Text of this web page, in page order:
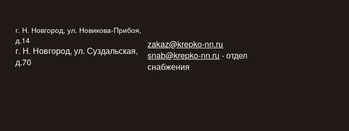
г. Н. Новгород, ул. Новикова-Прибоя,
д.14
г. Н. Новгород, ул. Суздальская,
д.70
zakaz@krepko-nn.ru
snab@krepko-nn.ru - отдел
снабжения